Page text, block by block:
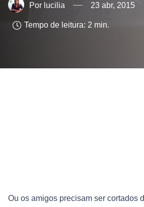
lucilia 23 abr, 2015
Tempo de leitura: 2 min.
Ou os amigos precisam ser cortados